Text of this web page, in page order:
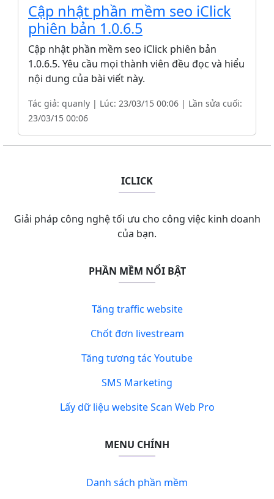
Cập nhật phần mềm seo iClick
phiên bản 1.0.6.5
Cập nhật phần mềm seo iClick phiên bản
1.0.6.5. Yêu cầu mọi thành viên đều đọc và hiểu
nội dung của bài viết này.
Tác giả: quanly | Lúc: 23/03/15 00:06 | Lần sửa cuối:
23/03/15 00:06
ICLICK
Giải pháp công nghệ tối ưu cho công việc kinh doanh
của bạn.
PHẦN MỀM NỔI BẬT
Tăng traffic website
Chốt đơn livestream
Tăng tương tác Youtube
SMS Marketing
Lấy dữ liệu website Scan Web Pro
MENU CHÍNH
Danh sách phần mềm